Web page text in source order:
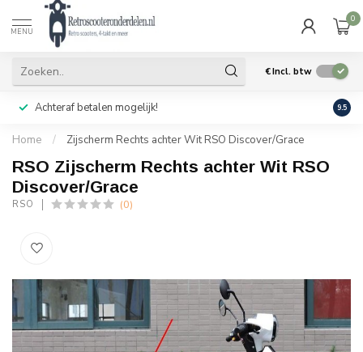
MENU
0
€Incl. btw
Achteraf betalen mogelijk! Geen
9.5
Home / Zijscherm Rechts achter Wit RSO Discover/Grace
RSO Zijscherm Rechts achter Wit RSO
Discover/Grace
RSO (0)